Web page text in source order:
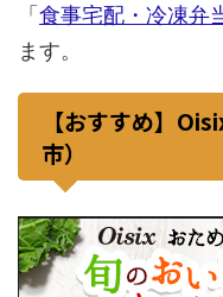
「 食事宅配・冷凍弁
ます。
【おすすめ】
市）